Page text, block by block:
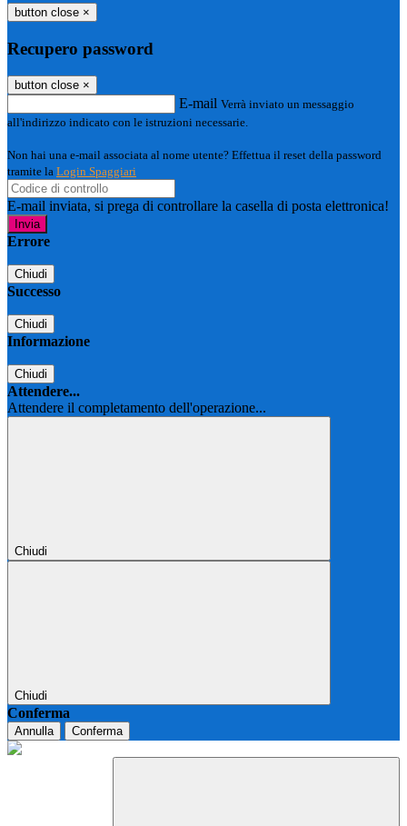
button close ×
Recupero password
button close ×
E-mail Verrà inviato un messaggio
all'indirizzo indicato con le istruzioni necessarie.
Non hai una e-mail associata al nome utente? Effettua il reset della password
tramite la Login Spaggiari
E-mail inviata, si prega di controllare la casella di posta elettronica!
Errore
Chiudi
Successo
Chiudi
Informazione
Chiudi
Attendere...
Attendere il completamento dell'operazione...
Chiudi
Chiudi
Conferma
Annulla Conferma